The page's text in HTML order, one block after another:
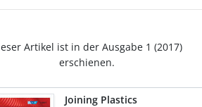
Artikel ist in der Ausgabe 1 (2017)
erschienen.
Joining Plastics